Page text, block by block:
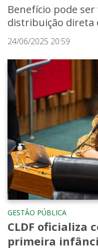
Benefício pode
distribuição direta
24/06/2025 20:59
GESTÃO PÚBLICA
CLDF oficializa
primeira